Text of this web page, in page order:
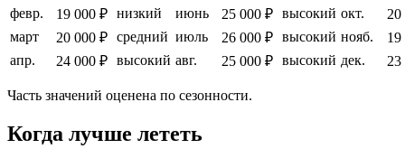
февр.
19 000 ₽ низкий июнь 25 000 ₽ высокий окт.
20
март
20 000 ₽ средний июль 26 000 ₽ высокий нояб.
19
апр.
24 000 ₽ высокий авг. 25 000 ₽ высокий дек. 23
Часть значений оценена по сезонности.
Когда лучше лететь